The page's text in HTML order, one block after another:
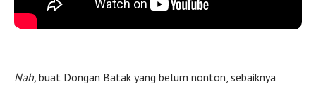
Nah, buat Dongan Batak yang belum nonton, sebaiknya